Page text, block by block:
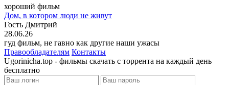
хороший фильм
Дом, в котором люди не живут
Гость Дмитрий
28.06.26
гуд фильм, не гавно как другие наши ужасы
Правообладателям Контакты
Ugorinicha.top - фильмы скачать с торрента на каждый день
бесплатно